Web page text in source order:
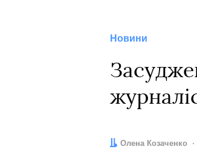
Новини
Автор:
Олена Козаченко